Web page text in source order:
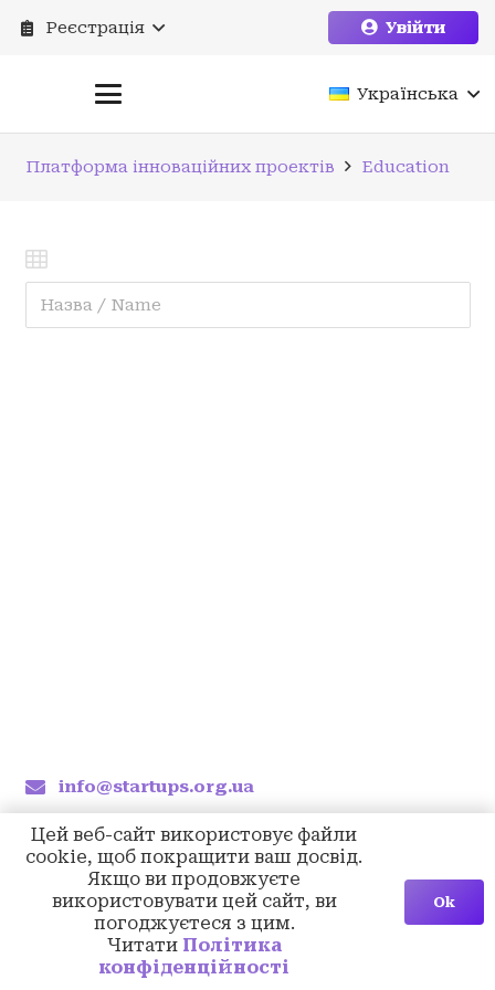
Реєстрація Увійти
Українська
Платформа інноваційних проектів Education
info@startups.org.ua
Цей веб-сайт використовує файли
cookie, щоб покращити ваш досвід.
Якщо ви продовжуєте
використовувати цей сайт, ви
погоджуєтеся з цим.
Читати Політика
конфіденційності
Ok